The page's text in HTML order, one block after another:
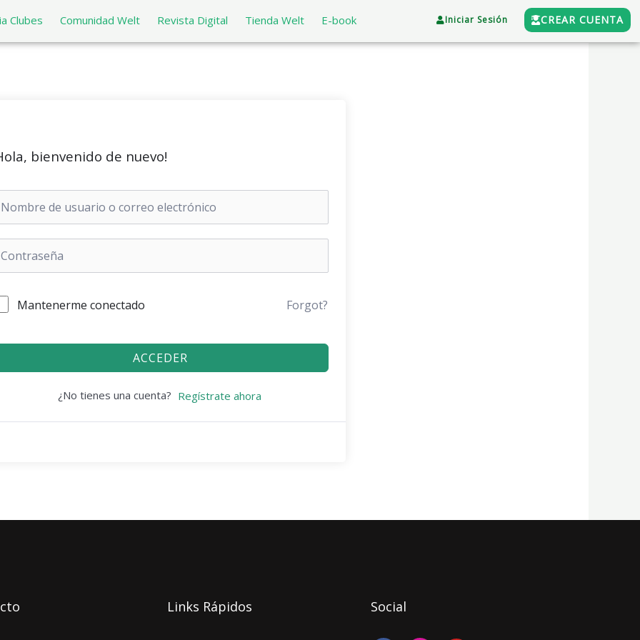
Clubes Comunidad Welt Revista Digital Tienda Welt E-book Iniciar Sesión CREAR CUENTA
bienvenido de nuevo!
Mantenerme conectado Forgot?
ACCEDER
¿No tienes una cuenta? Regístrate ahora
Links Rápidos Social